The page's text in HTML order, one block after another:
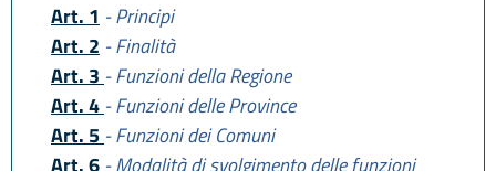
Art. 1 - Principi
Art. 2 - Finalità
Art. 3 - Funzioni della Regione
Art. 4 - Funzioni delle Province
Art. 5 - Funzioni dei Comuni
Art. 6 - Modalità di svolgimento delle funzioni